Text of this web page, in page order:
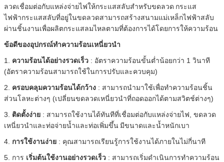
ลวดเชื่อมต่อกับแหล่งจ่ายไฟให้กระแสสลับสำหรับขดลวด กระแส
ไฟฟ้ากระแสสลับที่อยู่ในขดลวดสามารถสร้างสนามแม่เหล็กไฟฟ้าสลับ
ผ่านชิ้นงานเพื่อผลิตกระแสลมไหลตามที่ต้องการได้โดยการให้ความร้อน
ข้อดีของอุปกรณ์ทำความร้อนเหนี่ยวนำ
1. ความร้อนได้อย่างรวดเร็ว : อัตราความร้อนขั้นต่ำน้อยกว่า 1 วินาที
(อัตราความร้อนสามารถใช้ในการปรับและควบคุม)
2. ครอบคลุมความร้อนได้กว้าง : สามารถนำมาใช้เพื่อทำความร้อนชิ้น
ส่วนโลหะต่างๆ (เปลี่ยนขดลวดเหนี่ยวนำที่ถอดออกได้ตามสวิตช์ต่างๆ)
3. ติดตั้งง่าย : สามารถใช้งานได้ทันทีที่เชื่อมต่อกับแหล่งจ่ายไฟ, ขดลวด
เหนี่ยวนำและท่อจ่ายน้ำและท่อเพิ่มขึ้น มีขนาดและน้ำหนักเบา
4. การใช้งานง่าย : คุณสามารถเรียนรู้การใช้งานได้ภายในไม่กี่นาที
5. การ เริ่มต้นใช้งานอย่างรวดเร็ว : สามารถเริ่มดำเนินการทำความร้อน